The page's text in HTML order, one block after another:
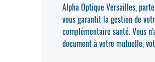
Alpha Optique Versailles,
vous garantit la gestion de
complémentaire santé. Vous
document à votre mutuelle,